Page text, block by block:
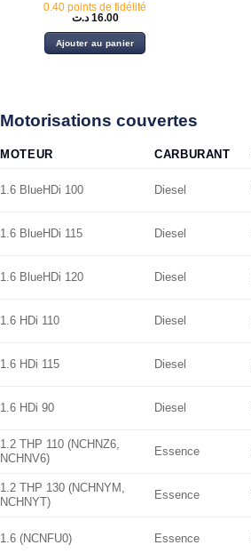
0.40 points de fidélité
16.00 د.ت
Ajouter au panier
Motorisations couvertes
MOTEUR CARBURANT
1.6 BlueHDi 100 Diesel
1.6 BlueHDi 115 Diesel
1.6 BlueHDi 120 Diesel
1.6 HDi 110 Diesel
1.6 HDi 115 Diesel
1.6 HDi 90 Diesel
1.2 THP 110 (NCHNZ6,
NCHNV6)
Essence
1.2 THP 130 (NCHNYM,
NCHNYT)
Essence
1.6 (NCNFU0) Essence